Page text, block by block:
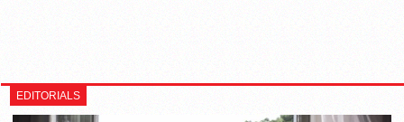
EDITORIALS